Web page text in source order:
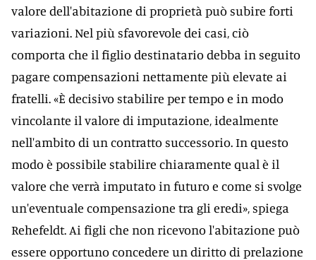
valore dell'abitazione di proprietà può subire forti
variazioni. Nel più sfavorevole dei casi, ciò
comporta che il figlio destinatario debba in seguito
pagare compensazioni nettamente più elevate ai
fratelli. «È decisivo stabilire per tempo e in modo
vincolante il valore di imputazione, idealmente
nell'ambito di un contratto successorio. In questo
modo è possibile stabilire chiaramente qual è il
valore che verrà imputato in futuro e come si svolge
un'eventuale compensazione tra gli eredi», spiega
Rehefeldt. Ai figli che non ricevono l'abitazione può
essere opportuno concedere un diritto di prelazione